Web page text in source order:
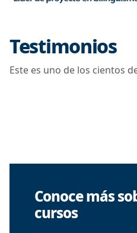
Testimonios
Este es uno de los cientos
Conoce más
cursos